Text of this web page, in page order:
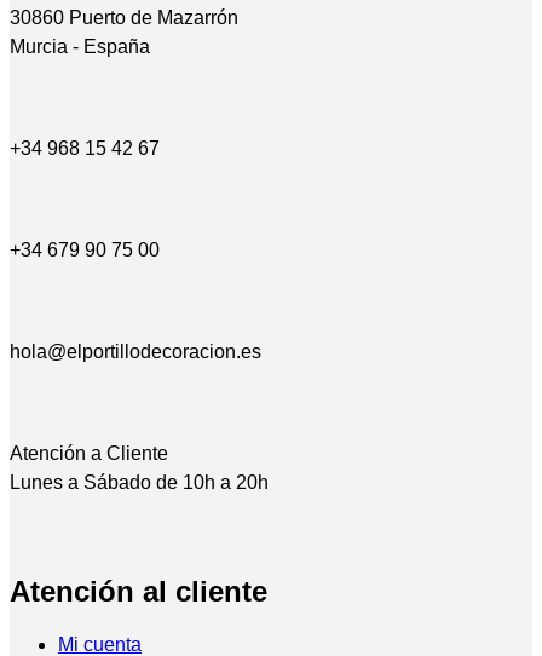
30860 Puerto de Mazarrón
Murcia - España
+34 968 15 42 67
+34 679 90 75 00
hola@elportillodecoracion.es
Atención a Cliente
Lunes a Sábado de 10h a 20h
Atención al cliente
Mi cuenta